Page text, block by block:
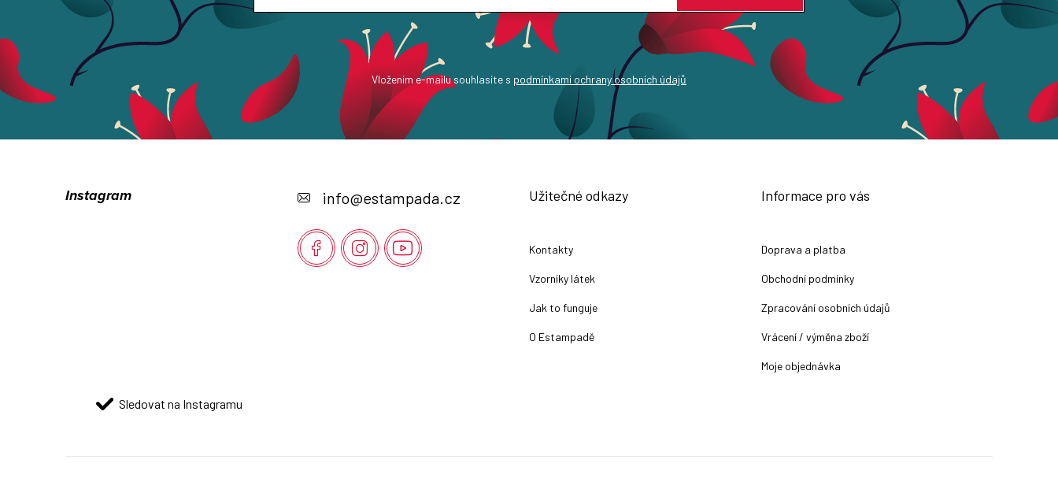
Vložením e-mailu souhlasíte s podmínkami ochrany osobních údajů
Instagram
Sledovat na Instagramu
info@estampada.cz Užitečné odkazy
Kontakty
Vzorníky látek
Jak to funguje
O Estampadě
Informace pro vás
Doprava a platba
Obchodní podmínky
Zpracování osobních údajů
Vrácení / výměna zboží
Moje objednávka